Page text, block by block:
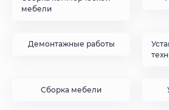
мебели
Демонтажные работы
Сборка мебели